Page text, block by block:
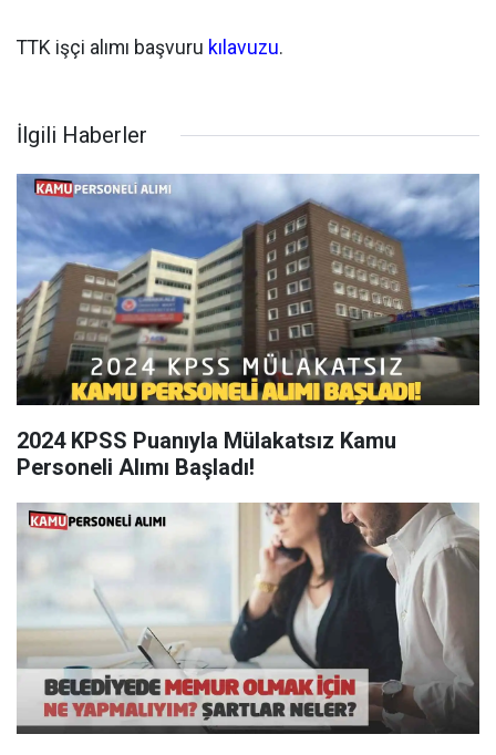
TTK işçi alımı başvuru kılavuzu.
İlgili Haberler
2024 KPSS Puanıyla Mülakatsız Kamu
Personeli Alımı Başladı!